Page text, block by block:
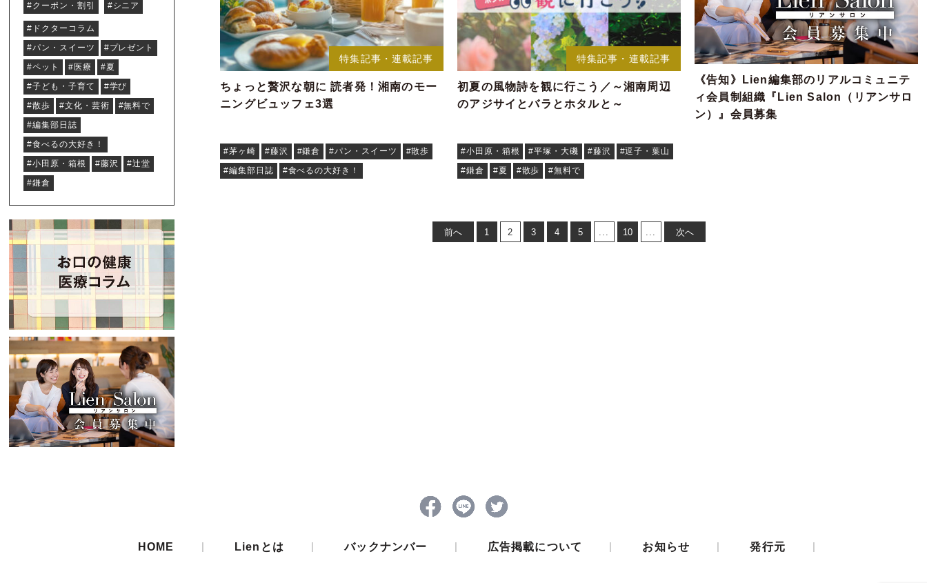
#クーポン・割引 #シニア
#ドクターコラム
#パン・スイーツ
#プレゼント
#ペット
#医療
#夏
#子ども・子育て
#学び
#散歩
#文化・芸術
#無料で
#編集部日誌
#食べるの大好き！
#小田原・箱根
#藤沢
#辻堂
#鎌倉
特集記事・連載記事
ちょっと贅沢な朝に 読者発！湘南のモー
ニングビュッフェ3選
#茅ヶ崎 #藤沢 #鎌倉 #パン・スイーツ
#散歩
#編集部日誌
#食べるの大好き！
特集記事・連載記事
初夏の風物詩を観に行こう／～湘南周辺
のアジサイとバラとホタルと～
#小田原・箱根 #平塚・大磯 #藤沢
#逗子・葉山
#鎌倉
#夏 #散歩 #無料で
《告知》Lien編集部のリアルコミュニテ
ィ会員制組織『Lien Salon（リアンサロ
ン）』会員募集
前へ 1 2 3 4 5 10 次へ
HOME | Lienとは | バックナンバー | 広告掲載について | お知らせ | 発行元 |